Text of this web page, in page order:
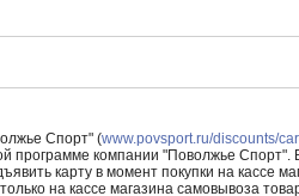
Спорт" (www.povsport.ru/discounts/
программе компании "Поволжье Спорт".
карту в момент покупки на кассе
на кассе магазина самовывоза